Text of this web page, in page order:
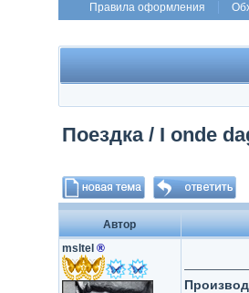
Правила оформления
Поездка / I onde
Автор
msltel ®